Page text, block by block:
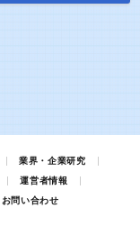
業界・企業研究
運営者情報
お問い合わせ